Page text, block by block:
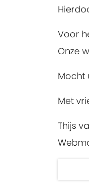
Voor
Onze
Mocht
Met
Thijs